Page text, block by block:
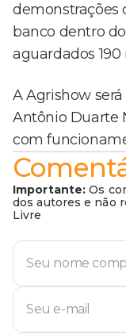
demonstrações
banco dentro
aguardados
A Agrishow
Antônio Duarte
com
Importante: Os
dos autores e não
Livre